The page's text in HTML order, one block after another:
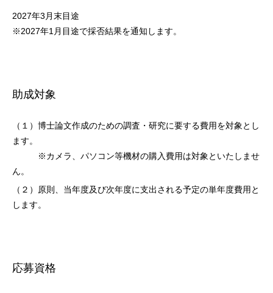
2027年3月末目途
※2027年1月目途で採否結果を通知します。
助成対象
（１）博士論文作成のための調査・研究に要する費用を対象とし
ます。
※カメラ、パソコン等機材の購入費用は対象といたしませ
ん。
（２）原則、当年度及び次年度に支出される予定の単年度費用と
します。
応募資格